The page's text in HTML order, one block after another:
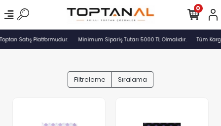
Satış Platformudur. Minimum Sipariş Tutarı 5000 TL Olmalıdır. Tüm
0
Filtreleme Sıralama